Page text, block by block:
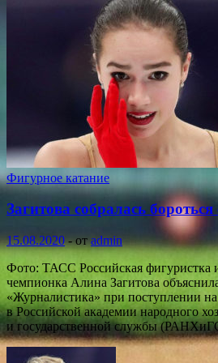
Фигурное катание
Загитова собралась
15.08.2020-отadmin
Фото: ТАСС Российская фигуристка
чемпионка Алина Загитова
«Журналистика» при поступлении
в Российской академии народного
и государственной службы